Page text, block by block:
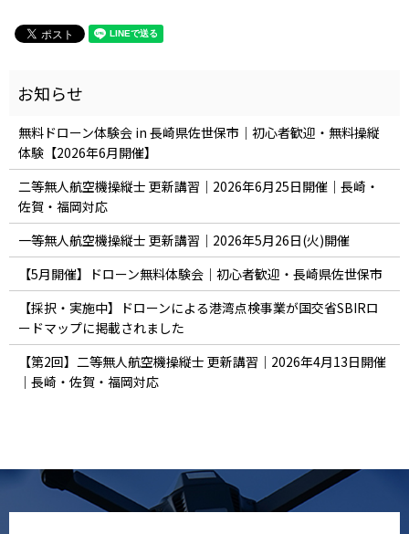
無料ドローン体験会 in 長崎県佐世保市｜初心者歓迎・無料操縦
体験【2026年6月開催】
二等無人航空機操縦士 更新講習｜2026年6月25日開催｜長崎・
佐賀・福岡対応
一等無人航空機操縦士 更新講習｜2026年5月26日(火)開催
【5月開催】ドローン無料体験会｜初心者歓迎・長崎県佐世保市
【採択・実施中】ドローンによる港湾点検事業が国交省SBIRロ
ードマップに掲載されました
【第2回】二等無人航空機操縦士 更新講習｜2026年4月13日開催
｜長崎・佐賀・福岡対応